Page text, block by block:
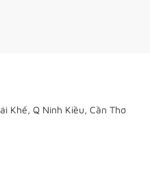
Khế, Q Ninh Kiều, Cần Thơ